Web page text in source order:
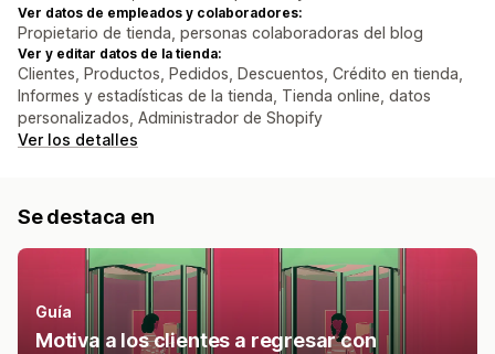
Ver datos de empleados y colaboradores:
Propietario de tienda, personas colaboradoras del blog
Ver y editar datos de la tienda:
Clientes, Productos, Pedidos, Descuentos, Crédito en tienda,
Informes y estadísticas de la tienda, Tienda online, datos
personalizados, Administrador de Shopify
Ver los detalles
Se destaca en
Guía
Motiva a los clientes a regresar con